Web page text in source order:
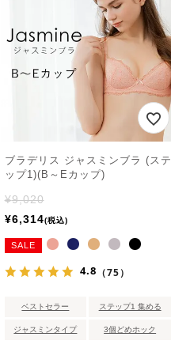
ブラデリス ジャスミンブラ (ステ
ップ1)(B～Eカップ)
¥9,020
¥6,314 税込
SALE
4.8 （75）
ベストセラー ステップ1 集める
ジャスミンタイプ 3個どめホック